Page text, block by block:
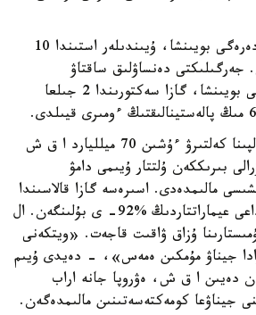
گارديان باسىلىمىنىڭ دەرەگى بويىنشا، ۇيىندىلەر استىندا 10
جەرگىلىكتى دەنساۋلىق ساقتاۋ
مينيسترلىگىنىڭ مالىمەتى بويىنشا، گازا سەكتورىندا 2 جىلعا
گازا سەكتورىن قايتا قالپىنا كەلتىرۋ ءۇشىن 70 ميلليارد ا ق ش
بىرىككەن ۇلتتار ۇيىمى دامۋ
مالىمدەدى. اسىرەسە گازا قالاسىندا
احۋال كۇردەلى. شاھارداعى عيماراتتاردىڭ %92- ى بۇلىنگەن. ال
ۇزاق ۋاقىت قاجەت. «ويتكەنى
جيناۋ مۇمكىن ەمەس»، - دەيدى ۇيىم
دەيىن ا ق ش، ەۋروپا جانە اراب
جيناۋعا كومەكتەسەتىنىن مالىمدەگەن.